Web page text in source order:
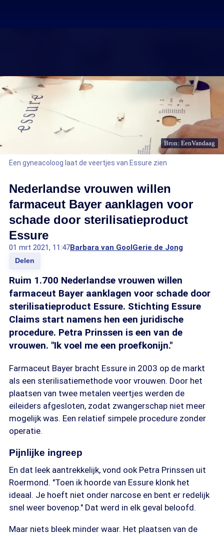
Bron: EenVandaag
Een gyneacoloog laat de veertjes van Essure zien
Nederlandse vrouwen willen
farmaceut Bayer aanklagen voor
schade door sterilisatieproduct
Essure
01 mrt 2021, 11:47Barbara van GoolGerie de Jong
Delen
Ruim 1.700 Nederlandse vrouwen willen
farmaceut Bayer aanklagen voor schade door
sterilisatieproduct Essure. Stichting Essure
Claims start namens hen een juridische
procedure. Petra Prinssen is een van de
vrouwen. "Ik voel me een proefkonijn."
Farmaceut Bayer bracht Essure in 2003 op de markt
als een sterilisatiemethode voor vrouwen. Door het
plaatsen van twee metalen veertjes werden de
eileiders afgesloten, zodat zwangerschap niet meer
mogelijk was. Een relatief simpele procedure zonder
operatie.
Pijnlijke ingreep
En dat leek aantrekkelijk, vond ook Petra Prinssen uit
Roermond. "Toen ik hoorde van Essure klonk het
ideaal. Je hoeft niet onder narcose en bent er redelijk
snel weer bovenop." Dat werd in elk geval beloofd.
Maar niets bleek minder waar. Het plaatsen van de